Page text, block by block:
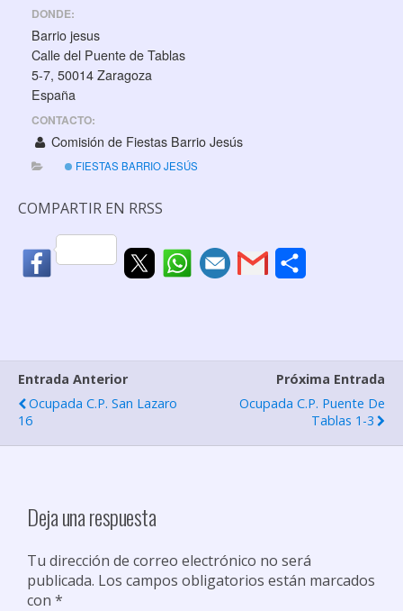
DONDE:
Barrio jesus
Calle del Puente de Tablas
5-7, 50014 Zaragoza
España
CONTACTO:
Comisión de Fiestas Barrio Jesús
FIESTAS BARRIO JESÚS
COMPARTIR EN RRSS
a
t
Entrada Anterior
Ocupada C.P. San Lazaro
16
Próxima Entrada
Ocupada C.P. Puente De
Tablas 1-3
Deja una respuesta
Tu dirección de correo electrónico no será
publicada. Los campos obligatorios están marcados
con *